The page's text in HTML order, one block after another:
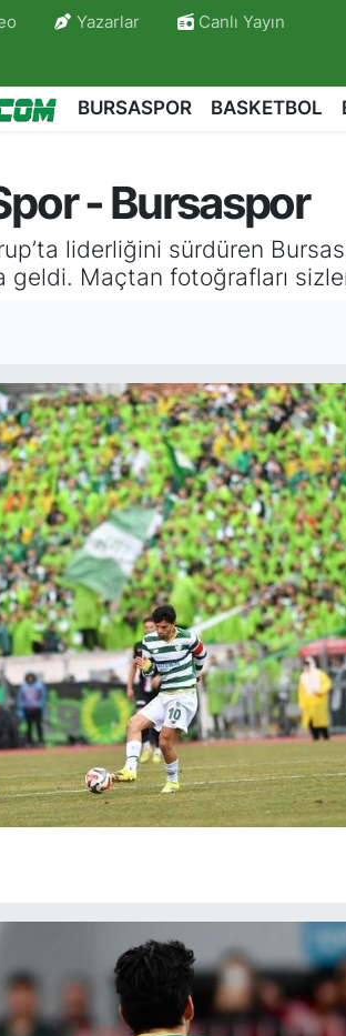
Yazarlar Canlı Yayın
BURSASPOR BASKETBOL
- Bursaspor
liderliğini sürdüren
geldi. Maçtan fotoğrafları